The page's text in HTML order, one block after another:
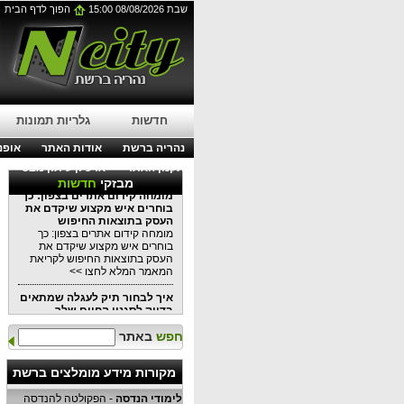
שבת 08/08/2026 15:00 הפוך לדף הבית
חדשות גלריות תמונות
נהריה ברשת אודות האתר
תקנון האתר
ארכיון עיתון מבט
מבזקיחדשות
עבודות בגובה בסנפלינג:
הפתרון המושלם לתחזוקת
בניינים מודרניים
עבודות בגובה בסנפלינג: הפתרון
המושלם לתחזוקת בניינים מודרניים
לפרטים נוספים לחצו כאן >>
עורך דין דיני עבודה בנהריה:
מתי כדאי לפנות לייעוץ משפטי?
עורך דין דיני עבודה בנהריה: מתי
כדאי לפנות לייעוץ משפטי?
מומחה קידום אתרים בצפון: כך
בוחרים איש מקצוע שיקדם את
העסק בתוצאות החיפוש
מומחה קידום אתרים בצפון: כך
בוחרים איש מקצוע שיקדם את
העסק בתוצאות החיפוש לקריאת
המאמר המלא לחצו >>
איך לבחור תיק לעגלה שמתאים
בדיוק לסגנון החיים שלך
איך לבחור תיק לעגלה שמתאים
בדיוק לסגנון החיים שלכם כל
המידע במאמר הקרוב לקריאה
למה שקיות אריזה יכולות
לשמש
חפש באתר
מקורות מידע מומלצים ברשת
לימודי הנדסה - הפקולטה להנדסה